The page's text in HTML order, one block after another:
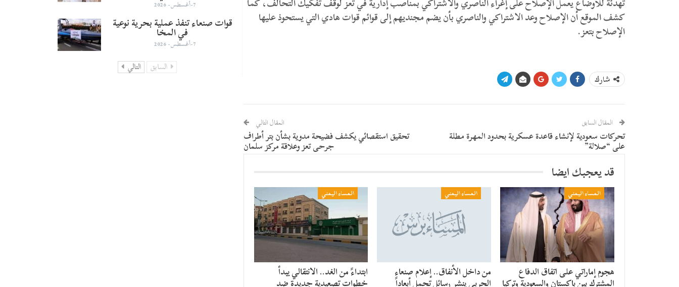
كشف الموقع أن الإصلاح وعد الاشتراكي والناصري بأن يضم مجنديهم إلى قوائم قوات هادي التي يستحوذ عليها
الإصلاح بتعز.
شارك
المقال السابق
تحركات سعودية لإنشاء قاعدة عسكرية بحدود المهرة مطلة
على “صلالة”
المقال التالي
تحقيق استقصائي يكشف فضيحة مدوية بشأن بتر أطراف
جرحى تعز وعلاقة مركز سلمان
قد يعجبك ايضا
المساء اليمني
هجوم إماراتي على اتفاق الدفاع
المشترك بين باكستان والسعودية وتركيا
المساء اليمني
من داخل الأنفاق.. إعلام صنعاء
الحربي ينشر رسائل تحمل أبعاداً
المساء اليمني
​ابتداءً من الغد.. الانتقالي يبدأ
خطوات تصعيدية جديدة ضد
7-أغسطس- 2026
قوات صنعاء تنفذ عملية بحرية نوعية
في المخا
7-أغسطس- 2026
السابق التالي